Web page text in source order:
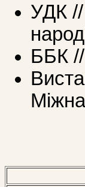
УДК //
ББК